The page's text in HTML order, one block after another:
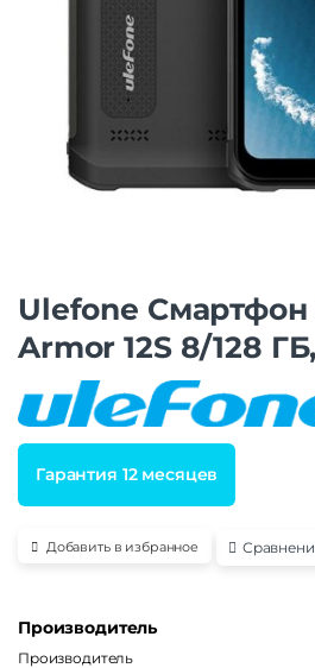
Ulefone
Armor 12S 8/128
Гарантия 12 месяцев
Добавить в избранное
Производитель
Производитель